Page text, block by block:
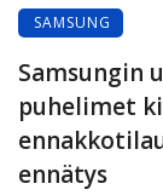
SAMSUNG
Samsungin
puhelimet
ennätys